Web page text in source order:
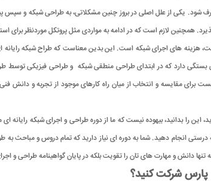
یکی از علل اصلی در بروز چنین مشکلاتی، به طراحی شبکه و سپس
همچنین لازم است که در ادامه به مواردی مثل پروتکل موردنظر برای
هزینه های اجرای شبکه است. این بدین معناست که طراح شبکه
هایی بستگی دارد که در ابتدای طراحی منطقی شبکه و طراحی
مقایسه و انتخاب از میان راه کارهای موجود از تجربه و دانش
این را بدانید، بیهوده نیست که ما از دوره طراحی و اجرای شبکه
انجام دهید. شما به دوره ای نیاز دارید که تمام دروس و مباحث به
دانش و مهارت های تان را تقویت بلکه در پایان گواهینامه طراحی و اجرای
پارس شرکت کنید؟